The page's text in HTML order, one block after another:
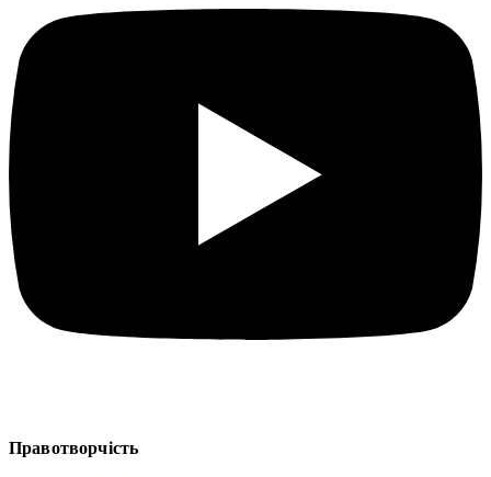
Правотворчість